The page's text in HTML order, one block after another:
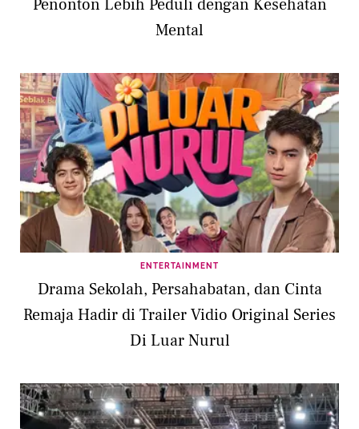
Penonton Lebih Peduli dengan Kesehatan
Mental
ENTERTAINMENT
Drama Sekolah, Persahabatan, dan Cinta
Remaja Hadir di Trailer Vidio Original Series
Di Luar Nurul